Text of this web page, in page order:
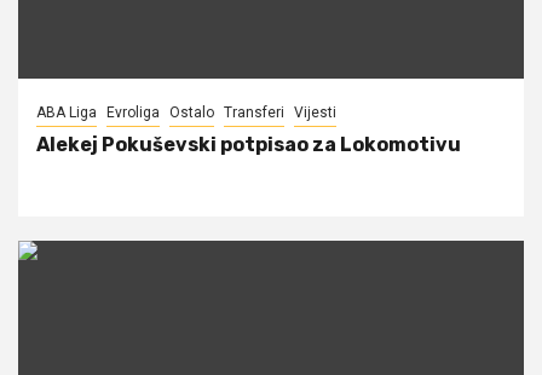
ABA Liga Evroliga Ostalo Transferi Vijesti
Alekej Pokuševski potpisao za Lokomotivu